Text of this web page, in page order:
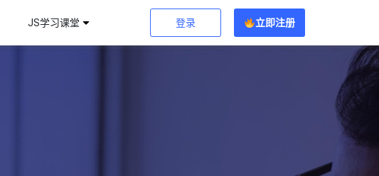
JS学习课堂 登录 立即注册